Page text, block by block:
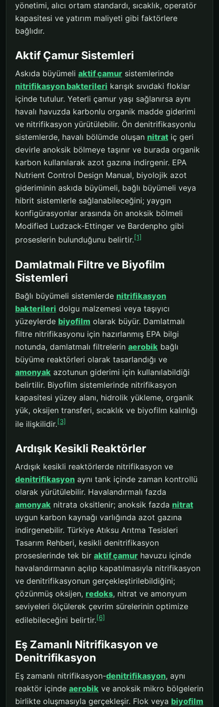
yönetimi, alıcı ortam standardı, sıcaklık, operatör
kapasitesi ve yatırım maliyeti gibi faktörlere
bağlıdır.
Aktif Çamur Sistemleri
Askıda büyümeli aktif çamur sistemlerinde
nitrifikasyon bakterileri karışık sıvıdaki floklar
içinde tutulur. Yeterli çamur yaşı sağlanırsa aynı
havalı havuzda karbonlu organik madde giderimi
ve nitrifikasyon yürütülebilir. Ön denitrifikasyonlu
sistemlerde, havalı bölümde oluşan nitrat iç geri
devirle anoksik bölmeye taşınır ve burada organik
karbon kullanılarak azot gazına indirgenir. EPA
Nutrient Control Design Manual, biyolojik azot
gideriminin askıda büyümeli, bağlı büyümeli veya
hibrit sistemlerle sağlanabileceğini; yaygın
konfigürasyonlar arasında ön anoksik bölmeli
Modified Ludzack-Ettinger ve Bardenpho gibi
proseslerin bulunduğunu belirtir.[1]
Damlatmalı Filtre ve Biyofilm
Sistemleri
Bağlı büyümeli sistemlerde nitrifikasyon
bakterileri dolgu malzemesi veya taşıyıcı
yüzeylerde biyofilm olarak büyür. Damlatmalı
filtre nitrifikasyonu için hazırlanmış EPA bilgi
notunda, damlatmalı filtrelerin aerobik bağlı
büyüme reaktörleri olarak tasarlandığı ve
amonyak azotunun giderimi için kullanılabildiği
belirtilir. Biyofilm sistemlerinde nitrifikasyon
kapasitesi yüzey alanı, hidrolik yükleme, organik
yük, oksijen transferi, sıcaklık ve biyofilm kalınlığı
ile ilişkilidir.[3]
Ardışık Kesikli Reaktörler
Ardışık kesikli reaktörlerde nitrifikasyon ve
denitrifikasyon aynı tank içinde zaman kontrollü
olarak yürütülebilir. Havalandırmalı fazda
amonyak nitrata oksitlenir; anoksik fazda nitrat
uygun karbon kaynağı varlığında azot gazına
indirgenebilir. Türkiye Atıksu Arıtma Tesisleri
Tasarım Rehberi, kesikli denitrifikasyon
proseslerinde tek bir aktif çamur havuzu içinde
havalandırmanın açılıp kapatılmasıyla nitrifikasyon
ve denitrifikasyonun gerçekleştirilebildiğini;
çözünmüş oksijen, redoks, nitrat ve amonyum
seviyeleri ölçülerek çevrim sürelerinin optimize
edilebileceğini belirtir.[6]
Eş Zamanlı Nitrifikasyon ve
Denitrifikasyon
Eş zamanlı nitrifikasyon-denitrifikasyon, aynı
reaktör içinde aerobik ve anoksik mikro bölgelerin
birlikte oluşmasıyla gerçekleşir. Flok veya biyofilm